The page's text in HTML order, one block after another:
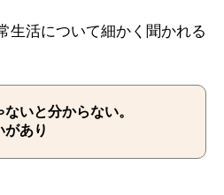
生活について細かく聞かれる
いと分からない。
があり